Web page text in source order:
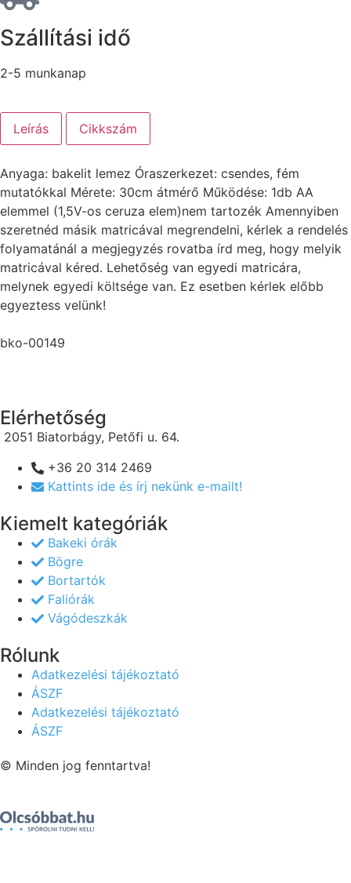
Szállítási idő
2-5 munkanap
Leírás Cikkszám
Anyaga: bakelit lemez Óraszerkezet: csendes, fém
mutatókkal Mérete: 30cm átmérő Működése: 1db AA
elemmel (1,5V-os ceruza elem)nem tartozék Amennyiben
szeretnéd másik matricával megrendelni, kérlek a rendelés
folyamatánál a megjegyzés rovatba írd meg, hogy melyik
matricával kéred. Lehetőség van egyedi matricára,
melynek egyedi költsége van. Ez esetben kérlek előbb
egyeztess velünk!
bko-00149
Elérhetőség
2051 Biatorbágy, Petőfi u. 64.
+36 20 314 2469
Kattints ide és írj nekünk e-mailt!
Kiemelt kategóriák
Bakeki órák
Bögre
Bortartók
Faliórák
Vágódeszkák
Rólunk
Adatkezelési tájékoztató
ÁSZF
Adatkezelési tájékoztató
ÁSZF
© Minden jog fenntartva!